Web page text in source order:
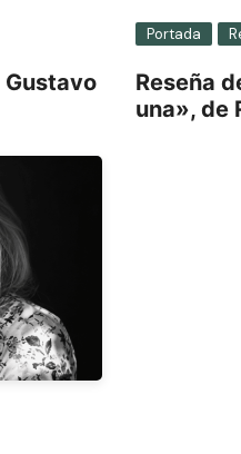
Gustavo
Portada
Reseña
una», de